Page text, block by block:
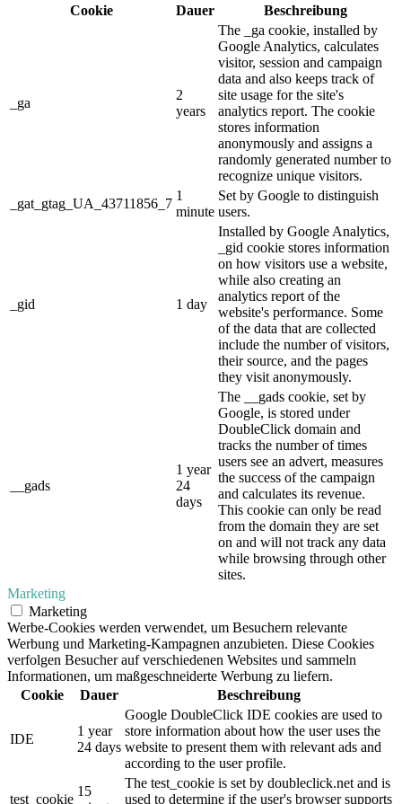
Cookie
Dauer Beschreibung
_ga
2
years
The _ga cookie, installed by
Google Analytics, calculates
visitor, session and campaign
data and also keeps track of
site usage for the site's
analytics report. The cookie
stores information
anonymously and assigns a
randomly generated number to
recognize unique visitors.
_gat_gtag_UA_43711856_7
1
minute
Set by Google to distinguish
users.
_gid 1 day
Installed by Google Analytics,
_gid cookie stores information
on how visitors use a website,
while also creating an
analytics report of the
website's performance. Some
of the data that are collected
include the number of visitors,
their source, and the pages
they visit anonymously.
__gads
1 year
24
days
The __gads cookie, set by
Google, is stored under
DoubleClick domain and
tracks the number of times
users see an advert, measures
the success of the campaign
and calculates its revenue.
This cookie can only be read
from the domain they are set
on and will not track any data
while browsing through other
sites.
Marketing
Marketing
Werbe-Cookies werden verwendet, um Besuchern relevante
Werbung und Marketing-Kampagnen anzubieten. Diese Cookies
verfolgen Besucher auf verschiedenen Websites und sammeln
Informationen, um maßgeschneiderte Werbung zu liefern.
Cookie
Dauer Beschreibung
IDE
1 year
24 days
Google DoubleClick IDE cookies are used to
store information about how the user uses the
website to present them with relevant ads and
according to the user profile.
test_cookie
15
The test_cookie is set by doubleclick.net and is
used to determine if the user's browser supports